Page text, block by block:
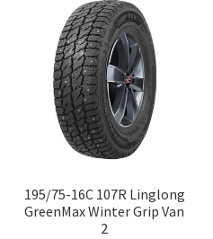
195/75-16C 107R Linglong
GreenMax Winter Grip Van
2